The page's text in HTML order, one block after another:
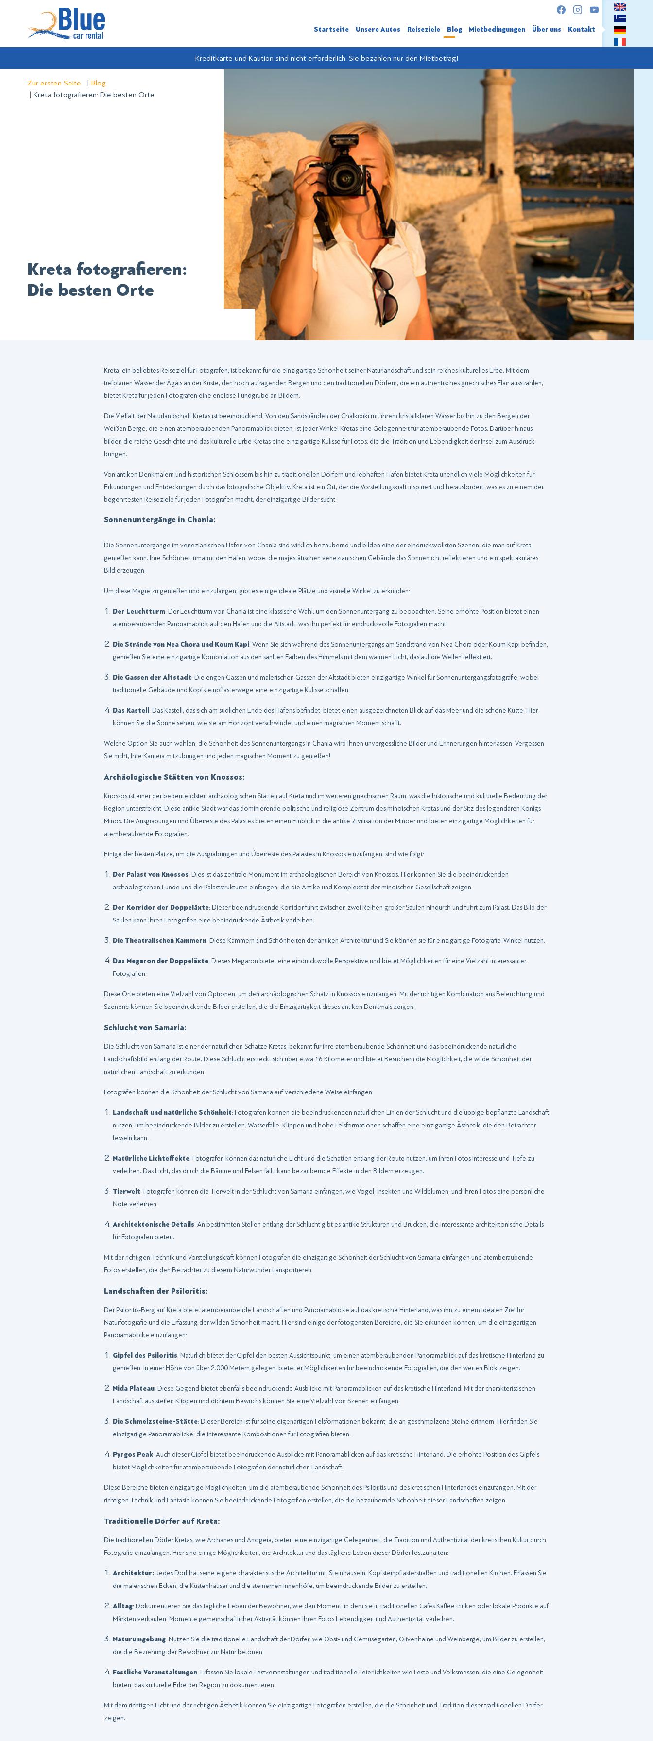
Startseite Unsere Autos Reiseziele Blog Mietbedingungen Über uns Kontakt
Kreditkarte und Kaution sind nicht erforderlich. Sie bezahlen nur den Mietbetrag!
Zur ersten Seite
Blog
Kreta fotografieren: Die besten Orte
Kreta fotografieren:
Die besten Orte
Kreta, ein beliebtes Reiseziel für Fotografen, ist bekannt für die einzigartige Schönheit seiner Naturlandschaft und sein reiches kulturelles Erbe. Mit dem
tiefblauen Wasser der Ägäis an der Küste, den hoch aufragenden Bergen und den traditionellen Dörfern, die ein authentisches griechisches Flair ausstrahlen,
bietet Kreta für jeden Fotografen eine endlose Fundgrube an Bildern.
Die Vielfalt der Naturlandschaft Kretas ist beeindruckend. Von den Sandstränden der Chalkidiki mit ihrem kristallklaren Wasser bis hin zu den Bergen der
Weißen Berge, die einen atemberaubenden Panoramablick bieten, ist jeder Winkel Kretas eine Gelegenheit für atemberaubende Fotos. Darüber hinaus
bilden die reiche Geschichte und das kulturelle Erbe Kretas eine einzigartige Kulisse für Fotos, die die Tradition und Lebendigkeit der Insel zum Ausdruck
bringen.
Von antiken Denkmälern und historischen Schlössern bis hin zu traditionellen Dörfern und lebhaften Häfen bietet Kreta unendlich viele Möglichkeiten für
Erkundungen und Entdeckungen durch das fotografische Objektiv. Kreta ist ein Ort, der die Vorstellungskraft inspiriert und herausfordert, was es zu einem der
begehrtesten Reiseziele für jeden Fotografen macht, der einzigartige Bilder sucht.
Sonnenuntergänge in Chania:
Die Sonnenuntergänge im venezianischen Hafen von Chania sind wirklich bezaubernd und bilden eine der eindrucksvollsten Szenen, die man auf Kreta
genießen kann. Ihre Schönheit umarmt den Hafen, wobei die majestätischen venezianischen Gebäude das Sonnenlicht reflektieren und ein spektakuläres
Bild erzeugen.
Um diese Magie zu genießen und einzufangen, gibt es einige ideale Plätze und visuelle Winkel zu erkunden:
Der Leuchtturm: Der Leuchtturm von Chania ist eine klassische Wahl, um den Sonnenuntergang zu beobachten. Seine erhöhte Position bietet einen
atemberaubenden Panoramablick auf den Hafen und die Altstadt, was ihn perfekt für eindrucksvolle Fotografien macht.
Die Strände von Nea Chora und Koum Kapi: Wenn Sie sich während des Sonnenuntergangs am Sandstrand von Nea Chora oder Koum Kapi befinden,
genießen Sie eine einzigartige Kombination aus den sanften Farben des Himmels mit dem warmen Licht, das auf die Wellen reflektiert.
Die Gassen der Altstadt: Die engen Gassen und malerischen Gassen der Altstadt bieten einzigartige Winkel für Sonnenuntergangsfotografie, wobei
traditionelle Gebäude und Kopfsteinpflasterwege eine einzigartige Kulisse schaffen.
Das Kastell : Das Kastell, das sich am südlichen Ende des Hafens befindet, bietet einen ausgezeichneten Blick auf das Meer und die schöne Küste. Hier
können Sie die Sonne sehen, wie sie am Horizont verschwindet und einen magischen Moment schafft.
Welche Option Sie auch wählen, die Schönheit des Sonnenuntergangs in Chania wird Ihnen unvergessliche Bilder und Erinnerungen hinterlassen. Vergessen
Sie nicht, Ihre Kamera mitzubringen und jeden magischen Moment zu genießen!
Archäologische Stätten von Knossos:
Knossos ist einer der bedeutendsten archäologischen Stätten auf Kreta und im weiteren griechischen Raum, was die historische und kulturelle Bedeutung der
Region unterstreicht. Diese antike Stadt war das dominierende politische und religiöse Zentrum des minoischen Kretas und der Sitz des legendären Königs
Minos. Die Ausgrabungen und Überreste des Palastes bieten einen Einblick in die antike Zivilisation der Minoer und bieten einzigartige Möglichkeiten für
atemberaubende Fotografien.
Einige der besten Plätze, um die Ausgrabungen und Überreste des Palastes in Knossos einzufangen, sind wie folgt:
Der Palast von Knossos: Dies ist das zentrale Monument im archäologischen Bereich von Knossos. Hier können Sie die beeindruckenden
archäologischen Funde und die Palaststrukturen einfangen, die die Antike und Komplexität der minoischen Gesellschaft zeigen.
Der Korridor der Doppeläxte: Dieser beeindruckende Korridor führt zwischen zwei Reihen großer Säulen hindurch und führt zum Palast. Das Bild der
Säulen kann Ihren Fotografien eine beeindruckende Ästhetik verleihen.
Die Theatralischen Kammern: Diese Kammern sind Schönheiten der antiken Architektur und Sie können sie für einzigartige Fotografie-Winkel nutzen.
Das Megaron der Doppeläxte: Dieses Megaron bietet eine eindrucksvolle Perspektive und bietet Möglichkeiten für eine Vielzahl interessanter
Fotografien.
Diese Orte bieten eine Vielzahl von Optionen, um den archäologischen Schatz in Knossos einzufangen. Mit der richtigen Kombination aus Beleuchtung und
Szenerie können Sie beeindruckende Bilder erstellen, die die Einzigartigkeit dieses antiken Denkmals zeigen.
Schlucht von Samaria:
Die Schlucht von Samaria ist einer der natürlichen Schätze Kretas, bekannt für ihre atemberaubende Schönheit und das beeindruckende natürliche
Landschaftsbild entlang der Route. Diese Schlucht erstreckt sich über etwa 16 Kilometer und bietet Besuchern die Möglichkeit, die wilde Schönheit der
natürlichen Landschaft zu erkunden.
Fotografen können die Schönheit der Schlucht von Samaria auf verschiedene Weise einfangen:
Landschaft und natürliche Schönheit: Fotografen können die beeindruckenden natürlichen Linien der Schlucht und die üppige bepflanzte Landschaft
nutzen, um beeindruckende Bilder zu erstellen. Wasserfälle, Klippen und hohe Felsformationen schaffen eine einzigartige Ästhetik, die den Betrachter
fesseln kann.
Natürliche Lichteffekte: Fotografen können das natürliche Licht und die Schatten entlang der Route nutzen, um ihren Fotos Interesse und Tiefe zu
verleihen. Das Licht, das durch die Bäume und Felsen fällt, kann bezaubernde Effekte in den Bildern erzeugen.
Tierwelt: Fotografen können die Tierwelt in der Schlucht von Samaria einfangen, wie Vögel, Insekten und Wildblumen, und ihren Fotos eine persönliche
Note verleihen.
Architektonische Details: An bestimmten Stellen entlang der Schlucht gibt es antike Strukturen und Brücken, die interessante architektonische Details
für Fotografen bieten.
Mit der richtigen Technik und Vorstellungskraft können Fotografen die einzigartige Schönheit der Schlucht von Samaria einfangen und atemberaubende
Fotos erstellen, die den Betrachter zu diesem Naturwunder transportieren.
Landschaften der Psiloritis:
Der Psiloritis-Berg auf Kreta bietet atemberaubende Landschaften und Panoramablicke auf das kretische Hinterland, was ihn zu einem idealen Ziel für
Naturfotografie und die Erfassung der wilden Schönheit macht. Hier sind einige der fotogensten Bereiche, die Sie erkunden können, um die einzigartigen
Panoramablicke einzufangen:
Gipfel des Psiloritis: Natürlich bietet der Gipfel den besten Aussichtspunkt, um einen atemberaubenden Panoramablick auf das kretische Hinterland zu
genießen. In einer Höhe von über 2.000 Metern gelegen, bietet er Möglichkeiten für beeindruckende Fotografien, die den weiten Blick zeigen.
Nida Plateau: Diese Gegend bietet ebenfalls beeindruckende Ausblicke mit Panoramablicken auf das kretische Hinterland. Mit der charakteristischen
Landschaft aus steilen Klippen und dichtem Bewuchs können Sie eine Vielzahl von Szenen einfangen.
Die Schmelzsteine-Stätte: Dieser Bereich ist für seine eigenartigen Felsformationen bekannt, die an geschmolzene Steine erinnern. Hier finden Sie
einzigartige Panoramablicke, die interessante Kompositionen für Fotografien bieten.
Pyrgos Peak: Auch dieser Gipfel bietet beeindruckende Ausblicke mit Panoramablicken auf das kretische Hinterland. Die erhöhte Position des Gipfels
bietet Möglichkeiten für atemberaubende Fotografien der natürlichen Landschaft.
Diese Bereiche bieten einzigartige Möglichkeiten, um die atemberaubende Schönheit des Psiloritis und des kretischen Hinterlandes einzufangen. Mit der
richtigen Technik und Fantasie können Sie beeindruckende Fotografien erstellen, die die bezaubernde Schönheit dieser Landschaften zeigen.
Traditionelle Dörfer auf Kreta:
Die traditionellen Dörfer Kretas, wie Archanes und Anogeia, bieten eine einzigartige Gelegenheit, die Tradition und Authentizität der kretischen Kultur durch
Fotografie einzufangen. Hier sind einige Möglichkeiten, die Architektur und das tägliche Leben dieser Dörfer festzuhalten:
Architektur: Jedes Dorf hat seine eigene charakteristische Architektur mit Steinhäusern, Kopfsteinpflasterstraßen und traditionellen Kirchen. Erfassen Sie
die malerischen Ecken, die Küstenhäuser und die steinernen Innenhöfe, um beeindruckende Bilder zu erstellen.
Alltag: Dokumentieren Sie das tägliche Leben der Bewohner, wie den Moment, in dem sie in traditionellen Cafés Kaffee trinken oder lokale Produkte auf
Märkten verkaufen. Momente gemeinschaftlicher Aktivität können Ihren Fotos Lebendigkeit und Authentizität verleihen.
Naturumgebung: Nutzen Sie die traditionelle Landschaft der Dörfer, wie Obst- und Gemüsegärten, Olivenhaine und Weinberge, um Bilder zu erstellen,
die die Beziehung der Bewohner zur Natur betonen.
Festliche Veranstaltungen: Erfassen Sie lokale Festveranstaltungen und traditionelle Feierlichkeiten wie Feste und Volksmessen, die eine Gelegenheit
bieten, das kulturelle Erbe der Region zu dokumentieren.
Mit dem richtigen Licht und der richtigen Ästhetik können Sie einzigartige Fotografien erstellen, die die Schönheit und Tradition dieser traditionellen Dörfer
zeigen.